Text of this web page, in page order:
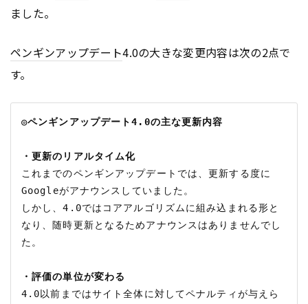
ました。
ペンギンアップデート4.0の大きな変更内容は次の2点で
す。
◎ペンギンアップデート4.0の主な更新内容
・更新のリアルタイム化
これまでのペンギンアップデートでは、更新する度に
Googleがアナウンスしていました。
しかし、4.0ではコアアルゴリズムに組み込まれる形と
なり、随時更新となるためアナウンスはありませんでし
た。
・評価の単位が変わる
4.0以前まではサイト全体に対してペナルティが与えら